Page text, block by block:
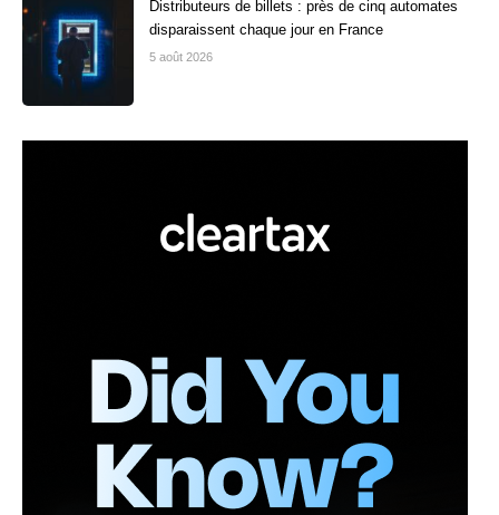
Distributeurs de billets : près de cinq automates
disparaissent chaque jour en France
5 août 2026